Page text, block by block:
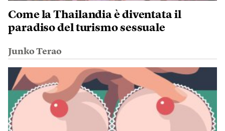
Come la Thailandia è diventata il
paradiso del turismo sessuale
Junko Terao